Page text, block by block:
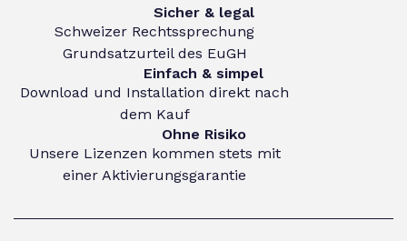
Sicher & legal
Schweizer Rechtssprechung
Grundsatzurteil des EuGH
Einfach & simpel
Download und Installation direkt nach
dem Kauf
Ohne Risiko
Unsere Lizenzen kommen stets mit
einer Aktivierungsgarantie